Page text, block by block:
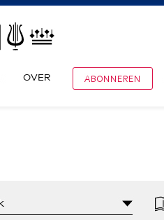
OVER ABONNEREN